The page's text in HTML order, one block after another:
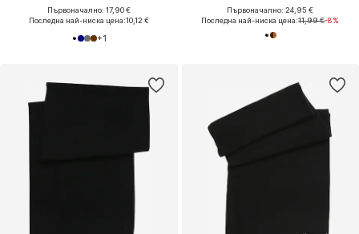
Първоначално: 17,90 €
Последна най-ниска цена:10,12 €
+1
Първоначално: 24,95 €
Последна най-ниска цена:11,99 €-8%